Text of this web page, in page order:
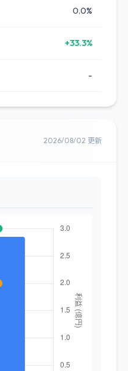
0.0%
+33.3%
-
2026/08/02 更新